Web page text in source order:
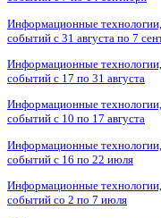
Информационные технологии,
событий с 31 августа по 7
Информационные технологии,
событий с 17 по 31 августа
Информационные технологии,
событий с 10 по 17 августа
Информационные технологии,
событий с 16 по 22 июля
Информационные технологии,
событий со 2 по 7 июля